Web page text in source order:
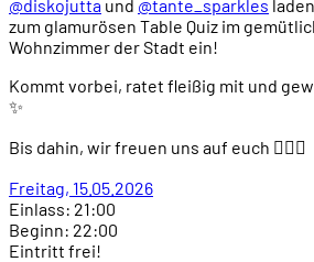
@diskojutta und @tante_sparkles
zum glamurösen Table Quiz im
Wohnzimmer der Stadt ein!
Kommt vorbei, ratet fleißig mit und
✨
Bis dahin, wir freuen uns auf euch 🏳️‍🌈🐷
Freitag, 15.05.2026
Einlass: 21:00
Beginn: 22:00
Eintritt frei!